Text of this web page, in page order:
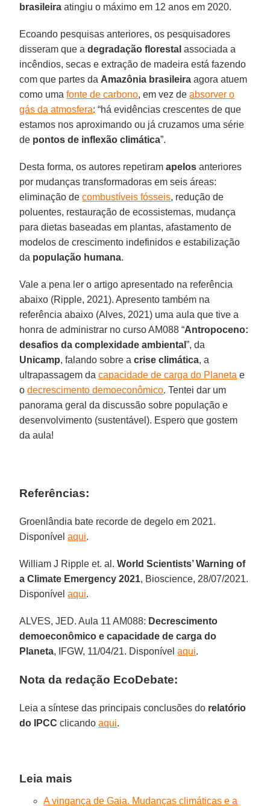
brasileira atingiu o máximo em 12 anos em 2020.
Ecoando pesquisas anteriores, os pesquisadores
disseram que adegradação florestal associada a
incêndios, secas e extração de madeira está fazendo
com que partes da Amazônia brasileira agora atuem
como umafonte de carbono, em vez deabsorver o
gás da atmosfera: “há evidências crescentes de que
estamos nos aproximando ou já cruzamos uma série
de pontos de inflexão climática”.
Desta forma, os autores repetiramapelos anteriores
por mudanças transformadoras em seis áreas:
eliminação decombustíveis fósseis, redução de
poluentes, restauração de ecossistemas, mudança
para dietas baseadas em plantas, afastamento de
modelos de crescimento indefinidos e estabilização
da população humana.
Vale a pena ler o artigo apresentado na referência
abaixo (Ripple, 2021). Apresento também na
referência abaixo (Alves, 2021) uma aula que tive a
honra de administrar no curso AM088 “Antropoceno:
desafios da complexidade ambiental”, da
Unicamp, falando sobre acrise climática, a
ultrapassagem dacapacidade de carga do Planeta e
odecrescimento demoeconômico. Tentei dar um
panorama geral da discussão sobre população e
desenvolvimento (sustentável). Espero que gostem
da aula!
Referências:
Groenlândia bate recorde de degelo em 2021.
Disponívelaqui.
William J Ripple et. al.World Scientists’ Warning of
a Climate Emergency 2021, Bioscience, 28/07/2021.
Disponívelaqui.
ALVES, JED. Aula 11 AM088: Decrescimento
demoeconômico e capacidade de carga do
Planeta, IFGW, 11/04/21. Disponívelaqui.
Nota da redação EcoDebate:
Leia a síntese das principais conclusões do relatório
do IPCC clicandoaqui.
Leia mais
A vingança de Gaia. Mudanças climáticas e a